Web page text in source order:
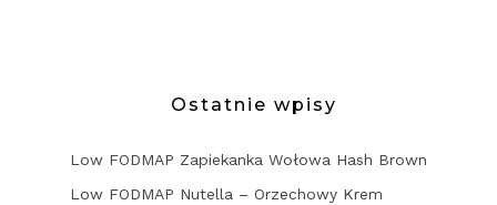
Ostatnie wpisy
Low FODMAP Zapiekanka Wołowa Hash Brown
Low FODMAP Nutella – Orzechowy Krem